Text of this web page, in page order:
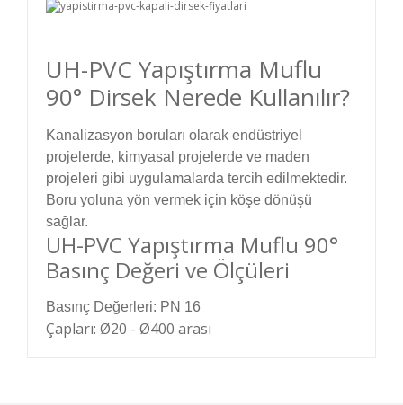
UH-PVC Yapıştırma Muflu
90° Dirsek Nerede Kullanılır?
Kanalizasyon boruları olarak endüstriyel
projelerde, kimyasal projelerde ve maden
projeleri gibi uygulamalarda tercih edilmektedir.
Boru yoluna yön vermek için köşe dönüşü
sağlar.
UH-PVC Yapıştırma Muflu 90°
Basınç Değeri ve Ölçüleri
Basınç Değerleri: PN 16
Çapları: Ø20 - Ø400 arası